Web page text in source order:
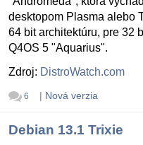
desktopom Plasma alebo
64 bit architektúru, pre 32
Q4OS 5 "Aquarius".
Zdroj: DistroWatch.com
6 | Nová verzia
Debian 13.1 Trixie